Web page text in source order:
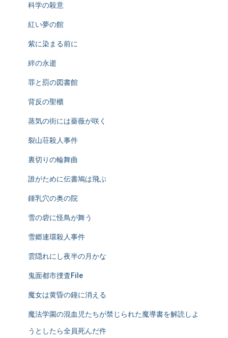
科学の殺意
紅い夢の館
紫に染まる前に
絆の永逝
罪と罰の図書館
背反の聖櫃
蒸気の街には薔薇が咲く
裂山荘殺人事件
裏切りの輪舞曲
誰がために伝書鳩は飛ぶ
鍾乳穴の奥の院
雪の砦に怪鳥が舞う
雪郷連環殺人事件
雲隠れにし夜半の月かな
鬼面都市捜査File
魔女は黄昏の鐘に消える
魔法学園の混血児たちが禁じられた魔導書を解読しよ
うとしたら全員死んだ件